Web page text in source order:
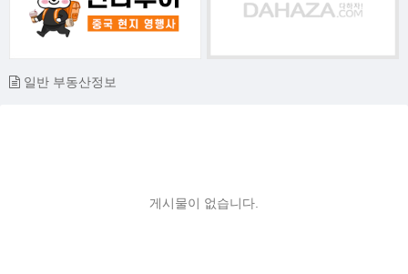
일반 부동산정보
게시물이 없습니다.